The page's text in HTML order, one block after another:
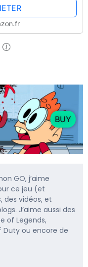
BUY
GO, j’aime
ce jeu (et
des vidéos, et
J’aime aussi des
of Legends,
Duty ou encore de